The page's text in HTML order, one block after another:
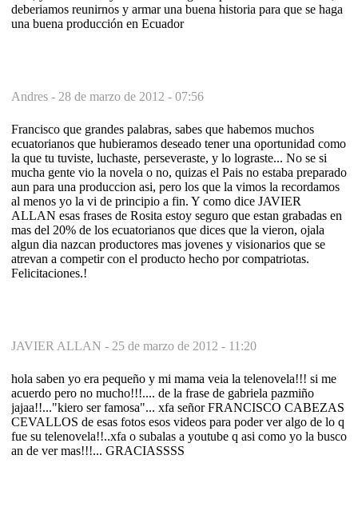
deberiamos reunirnos y armar una buena historia para que se haga
una buena producción en Ecuador
Andres - 28 de marzo de 2012 - 07:56
Francisco que grandes palabras, sabes que habemos muchos
ecuatorianos que hubieramos deseado tener una oportunidad como
la que tu tuviste, luchaste, perseveraste, y lo lograste... No se si
mucha gente vio la novela o no, quizas el Pais no estaba preparado
aun para una produccion asi, pero los que la vimos la recordamos
al menos yo la vi de principio a fin. Y como dice JAVIER
ALLAN esas frases de Rosita estoy seguro que estan grabadas en
mas del 20% de los ecuatorianos que dices que la vieron, ojala
algun dia nazcan productores mas jovenes y visionarios que se
atrevan a competir con el producto hecho por compatriotas.
Felicitaciones.!
JAVIER ALLAN - 25 de marzo de 2012 - 11:20
hola saben yo era pequeño y mi mama veia la telenovela!!! si me
acuerdo pero no mucho!!!.... de la frase de gabriela pazmiño
jajaa!!..."kiero ser famosa"... xfa señor FRANCISCO CABEZAS
CEVALLOS de esas fotos esos videos para poder ver algo de lo q
fue su telenovela!!..xfa o subalas a youtube q asi como yo la busco
an de ver mas!!!... GRACIASSSS